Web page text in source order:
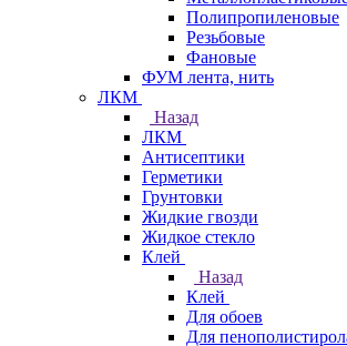
Полипропиленовые
Резьбовые
Фановые
ФУМ лента, нить
ЛКМ
Назад
ЛКМ
Антисептики
Герметики
Грунтовки
Жидкие гвозди
Жидкое стекло
Клей
Назад
Клей
Для обоев
Для